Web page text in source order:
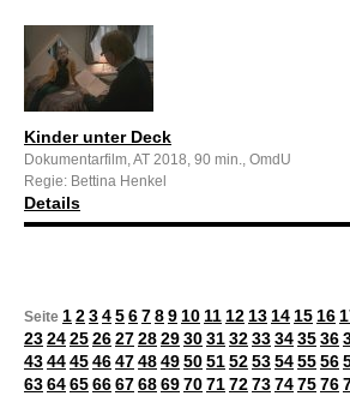
Kinder unter Deck
Dokumentarfilm, AT 2018, 90 min., OmdU
Regie: Bettina Henkel
Details
Seite 123456789 10 11 12 13 14 15 16
2324252627282930313233343536
4344454647484950515253545556
6364656667686970717273747576